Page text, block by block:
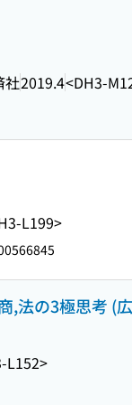
社2019.4<DH3-
L199>
,法の3極思考 (
L152>